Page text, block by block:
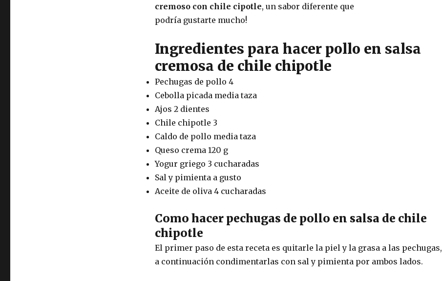
cremoso con chile cipotle, un sabor diferente que
podría gustarte mucho!
Ingredientes para hacer pollo en salsa
cremosa de chile chipotle
Pechugas de pollo 4
Cebolla picada media taza
Ajos 2 dientes
Chile chipotle 3
Caldo de pollo media taza
Queso crema 120 g
Yogur griego 3 cucharadas
Sal y pimienta a gusto
Aceite de oliva 4 cucharadas
Como hacer pechugas de pollo en salsa de chile
chipotle
El primer paso de esta receta es quitarle la piel y la grasa a las pechugas,
a continuación condimentarlas con sal y pimienta por ambos lados.